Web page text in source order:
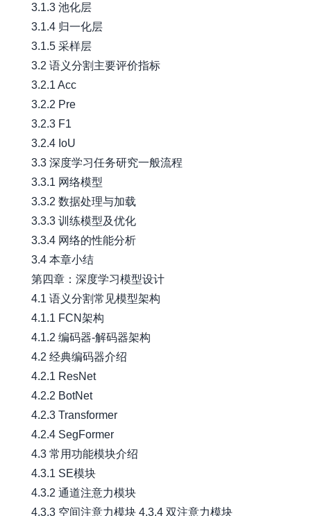
3.1.3 池化层
3.1.4 归一化层
3.1.5 采样层
3.2 语义分割主要评价指标
3.2.1 Acc
3.2.2 Pre
3.2.3 F1
3.2.4 IoU
3.3 深度学习任务研究一般流程
3.3.1 网络模型
3.3.2 数据处理与加载
3.3.3 训练模型及优化
3.3.4 网络的性能分析
3.4 本章小结
第四章：深度学习模型设计
4.1 语义分割常见模型架构
4.1.1 FCN架构
4.1.2 编码器-解码器架构
4.2 经典编码器介绍
4.2.1 ResNet
4.2.2 BotNet
4.2.3 Transformer
4.2.4 SegFormer
4.3 常用功能模块介绍
4.3.1 SE模块
4.3.2 通道注意力模块
4.3.3 空间注意力模块 4.3.4 双注意力模块